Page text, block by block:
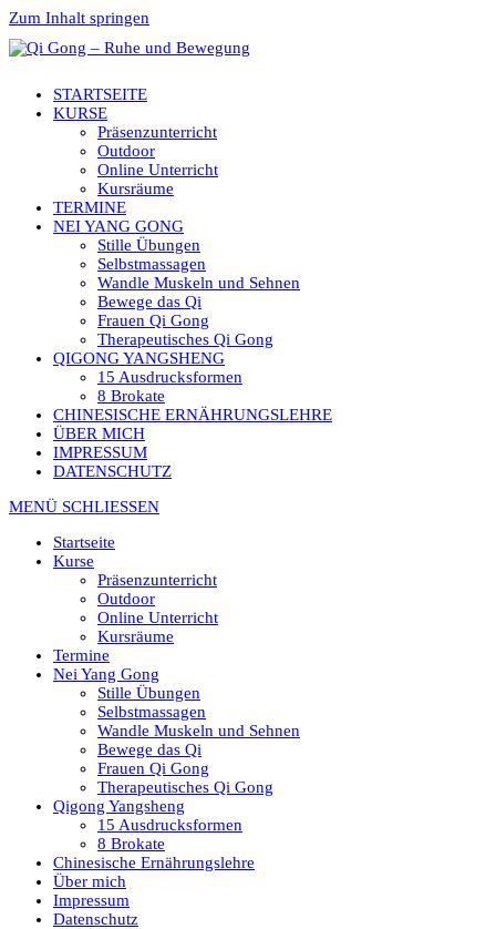
Zum Inhalt springen
STARTSEITE
KURSE
Präsenzunterricht
Outdoor
Online Unterricht
Kursräume
TERMINE
NEI YANG GONG
Stille Übungen
Selbstmassagen
Wandle Muskeln und Sehnen
Bewege das Qi
Frauen Qi Gong
Therapeutisches Qi Gong
QIGONG YANGSHENG
15 Ausdrucksformen
8 Brokate
CHINESISCHE ERNÄHRUNGSLEHRE
ÜBER MICH
IMPRESSUM
DATENSCHUTZ
MENÜ SCHLIESSEN
Startseite
Kurse
Präsenzunterricht
Outdoor
Online Unterricht
Kursräume
Termine
Nei Yang Gong
Stille Übungen
Selbstmassagen
Wandle Muskeln und Sehnen
Bewege das Qi
Frauen Qi Gong
Therapeutisches Qi Gong
Qigong Yangsheng
15 Ausdrucksformen
8 Brokate
Chinesische Ernährungslehre
Über mich
Impressum
Datenschutz